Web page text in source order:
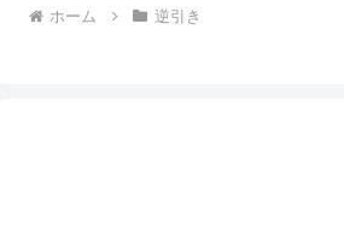
ホーム 逆引き